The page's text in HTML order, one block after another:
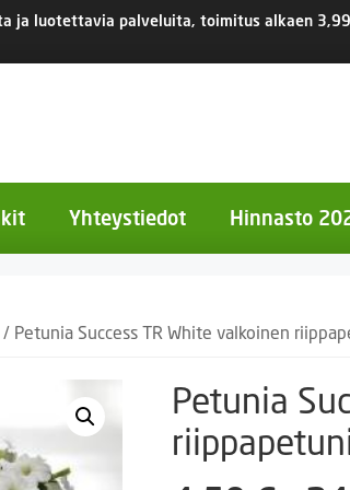
ja luotettavia palveluita, toimitus alkaen
kukat
Yhteystiedot Hinnasto
/ Petunia Success TR White valkoinen
Petunia